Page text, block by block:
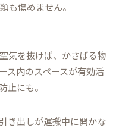
も傷めません。
気を抜けば、かさばる物
ス内のスペースが有効活
止にも。
き出しが運搬中に開かな